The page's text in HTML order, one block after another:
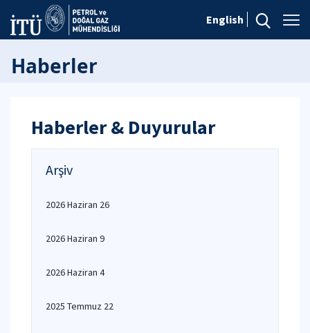
English
Haberler
Haberler & Duyurular
Arşiv
2026 Haziran 26
2026 Haziran 9
2026 Haziran 4
2025 Temmuz 22